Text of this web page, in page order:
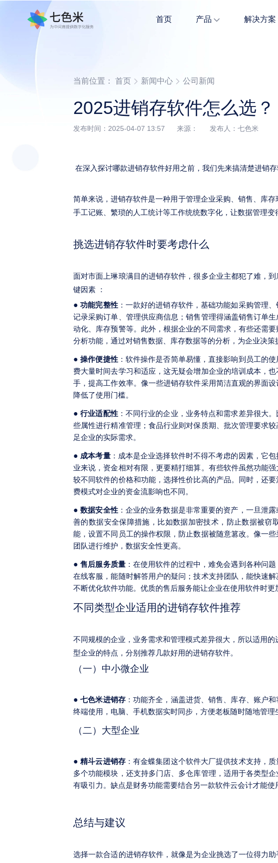
首页 产品 解决方案
当前位置： 首页 新闻中心 公司新闻
2025进销存软件怎么选？
发布时间：2025-04-07 13:57 来源： 发布人：七色米
在深入探讨哪款进销存软件好用之前，我们先来搞清楚进销
简单来说，进销存软件是一种用于管理企业采购、销售、库
手工记账、繁琐的人工统计等工作统统数字化，让数据管理变
挑选进销存软件时要考虑什么
面对市面上琳琅满目的进销存软件，很多企业主都犯了难，
键因素 ：
● 功能完整性：一款好的进销存软件，基础功能如采购管理
记录采购订单、管理供应商信息；销售管理得涵盖销售订单
动化、库存预警等。此外，根据企业的不同需求，有些还需
分析功能，通过对销售数据、库存数据等的分析，为企业决策
● 操作便捷性：软件操作是否简单易懂，直接影响到员工的
费大量时间去学习和适应，这无疑会增加企业的培训成本，
手，提高工作效率。像一些进销存软件采用简洁直观的界面
降低了使用门槛。
● 行业适配性：不同行业的企业，业务特点和需求差异很大
些属性进行精准管理；食品行业则对保质期、批次管理要求
足企业的实际需求。
● 成本考量：成本是企业选择软件时不得不考虑的因素，它
业来说，资金相对有限，更要精打细算。有些软件虽然功能
较不同软件的价格和功能，选择性价比高的产品。同时，还
费模式对企业的资金流影响也不同。
● 数据安全性：企业的业务数据是非常重要的资产，一旦泄
善的数据安全保障措施，比如数据加密技术，防止数据被
能，设置不同员工的操作权限，防止数据被随意篡改。像一
团队进行维护，数据安全性更高。
● 售后服务质量：在使用软件的过程中，难免会遇到各种问
在线客服，能随时解答用户的疑问；技术支持团队，能快速
不断优化软件功能。优质的售后服务能让企业在使用软件时更
不同类型企业适用的进销存软件推荐
不同规模的企业，业务需求和管理模式差异很大，所以适用
型企业的特点，分别推荐几款好用的进销存软件。
（一）中小微企业
● 七色米进销存：功能齐全，涵盖进货、销售、库存、账户
终端使用，电脑、手机数据实时同步，方便老板随时随地管理
（二）大型企业
● 精斗云进销存：有金蝶集团这个软件大厂提供技术支持，
多个功能模块，还支持多门店、多仓库管理，适用于各类型
有吸引力。缺点是财务功能需要结合另一款软件云会计才能使
总结与建议
选择一款合适的进销存软件，就像是为企业挑选了一位得力